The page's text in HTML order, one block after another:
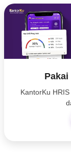
KantorKu